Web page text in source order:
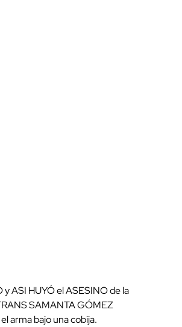
y ASI HUYÓ el ASESINO de la
SAMANTA GÓMEZ
arma bajo una cobija.